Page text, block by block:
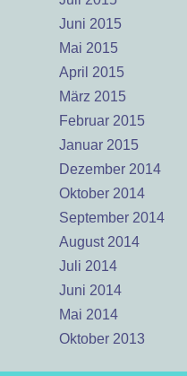
Juni 2015
Mai 2015
April 2015
März 2015
Februar 2015
Januar 2015
Dezember 2014
Oktober 2014
September 2014
August 2014
Juli 2014
Juni 2014
Mai 2014
Oktober 2013